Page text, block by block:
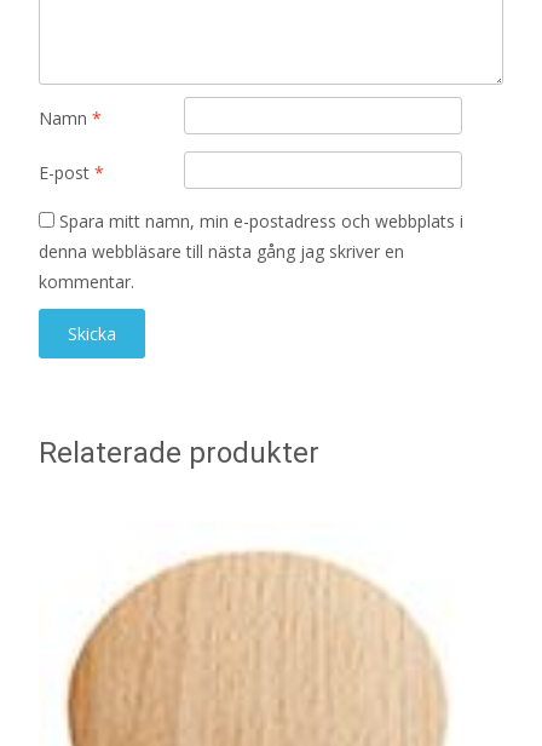
Namn *
E-post *
Spara mitt namn, min e-postadress och webbplats i
denna webbläsare till nästa gång jag skriver en
kommentar.
Relaterade produkter